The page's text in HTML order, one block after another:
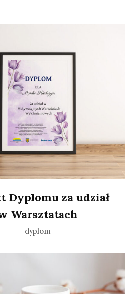
Dyplomu za udział
Warsztatach
dyplom